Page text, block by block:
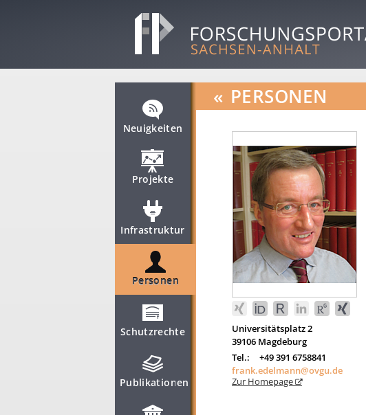
Neuigkeiten
Projekte
Infrastruktur
Personen
Schutzrechte
Publikationen
« PERSONEN
Universitätsplatz 2
39106 Magdeburg
Tel.:
+49 391 6758841
frank.edelmann@ovgu.de
Zur Homepage